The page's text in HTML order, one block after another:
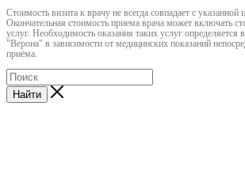
Cтоимость визита к врачу не всегда совпадает с указанной
Окончательная стоимость приема врача может включать
услуг. Необходимость оказания таких услуг
"Верона" в зависимости от медицинских показаний
приёма.
Найти